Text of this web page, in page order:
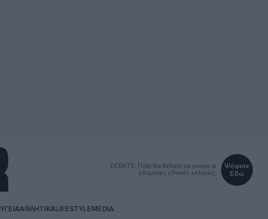
DEBATE: Πότε θα θέλατε να γίνουν οι
επόμενες εθνικές εκλογές;
Ψήφισε
Εδώ
ΥΓΕΙΑΑΘΛΗΤΙΚΑLIFESTYLEMEDIA